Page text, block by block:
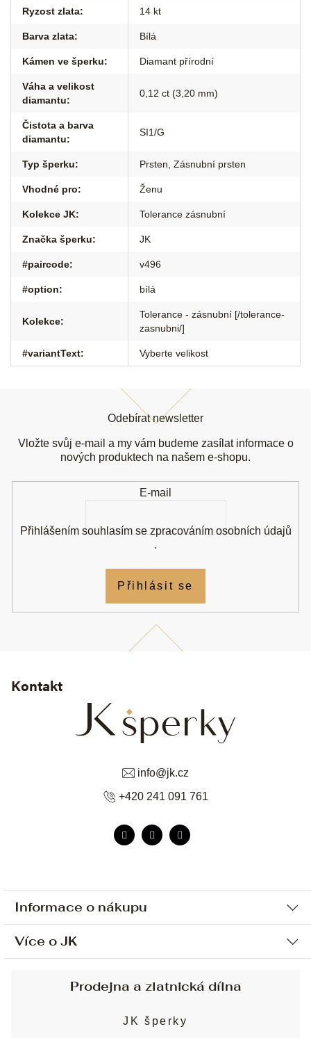
Ryzost zlata: 14 kt
Barva zlata: Bílá
Kámen ve šperku: Diamant přírodní
Váha a velikost
diamantu:
0,12 ct (3,20 mm)
Čistota a barva
diamantu:
SI1/G
Typ šperku: Prsten Zásnubní prsten
Vhodné pro: Ženu
Kolekce JK: Tolerance zásnubní
Značka šperku: JK
#paircode: v496
#option: bílá
Kolekce:
Tolerance - zásnubní [/tolerance-
zasnubni/]
#variantText: Vyberte velikost
Informace o nákupu
Ochrana osobních údajů
Sjednání osobní schůzky
Obchodní podmínky
Více o JK
Kontakt
info@jk.cz
+420 241 091 761
Odebírat newsletter
Vložte svůj e-mail a my vám budeme zasílat informace o
nových produktech na našem e-shopu.
E-mail
Přihlášením souhlasím se zpracováním osobních údajů
.
Přihlásit se
Prodejna a zlatnická dílna
JK šperky